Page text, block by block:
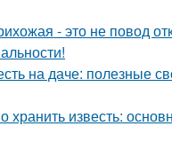
- это не повод
на даче: полезные
хранить известь: